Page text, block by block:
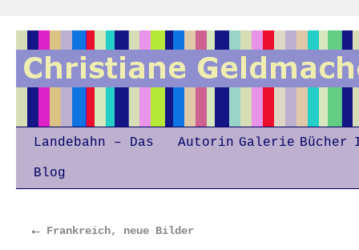
Landebahn – Das
Blog
Autorin Galerie Bücher
← Frankreich, neue Bilder